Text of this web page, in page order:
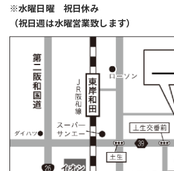
※水曜日曜 祝日休み
（祝日週は水曜営業致します）